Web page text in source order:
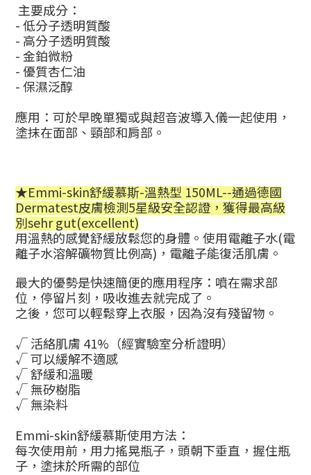
主要成分：
-低分子透明質酸
- 高分子透明質酸
-金鉑微粉
-優質杏仁油
-保濕泛醇
應用：可於早晚單獨或與超音波導入儀一起使用，
塗抹在面部、頸部和肩部。
★Emmi-skin舒緩慕斯-溫熱型 150ML--通過德國
Dermatest皮膚檢測5星級安全認證，獲得最高級
別sehr gut(excellent)
用溫熱的感覺舒緩放鬆您的身體。使用電離子水(電
離子水溶解礦物質比例高)， 電離子能復活肌膚。
最大的優勢是快速簡便的應用程序：噴在需求部
位，停留片刻，吸收進去就完成了。
之後，您可以輕鬆穿上衣服，因為沒有殘留物。
√活絡肌膚 41% （經實驗室分析證明）
√可以緩解不適感
√ 舒緩和溫暖
√無矽樹脂
√無染料
Emmi-skin舒緩慕斯使用方法：
每次使用前，用力搖晃瓶子， 頭朝下垂直， 握住瓶
子，塗抹於所需的部位